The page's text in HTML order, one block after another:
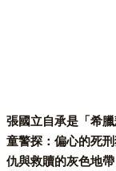
張國立自承是「希
童警探：偏心的死
仇與救贖的灰色地